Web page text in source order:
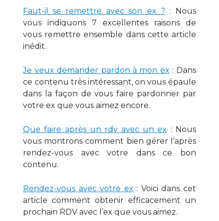
Faut-il se remettre avec son ex ? : Nous
vous indiquons 7 excellentes raisons de
vous remettre ensemble dans cette article
inédit.
Je veux demander pardon à mon ex : Dans
ce contenu très intéressant, on vous épaule
dans la façon de vous faire pardonner par
votre ex que vous aimez encore.
Que faire après un rdv avec un ex : Nous
vous montrons comment bien gérer l’après
rendez-vous avec votre dans ce bon
contenu.
Rendez-vous avec votre ex : Voici dans cet
article comment obtenir efficacement un
prochain RDV avec l’ex que vous aimez.